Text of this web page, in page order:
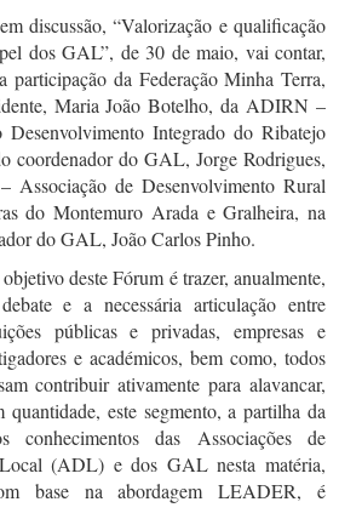
discussão, “Valorização e qualificação
dos GAL”, de 30 de maio, vai contar,
participação da Federação Minha Terra,
Maria João Botelho, da ADIRN –
Desenvolvimento Integrado do Ribatejo
coordenador do GAL, Jorge Rodrigues,
Associação de Desenvolvimento Rural
do Montemuro Arada e Gralheira, na
do GAL, João Carlos Pinho.
deste Fórum é trazer, anualmente,
e a necessária articulação entre
públicas e privadas, empresas e
e académicos, bem como, todos
contribuir ativamente para alavancar,
quantidade, este segmento, a partilha da
conhecimentos das Associações de
(ADL) e dos GAL nesta matéria,
base na abordagem LEADER, é